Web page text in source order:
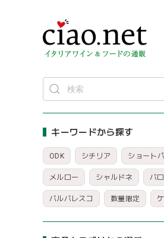
キーワードから探す
ODK シチリア ショート
メルロー シャルドネ バ
バルバレスコ 数量限定